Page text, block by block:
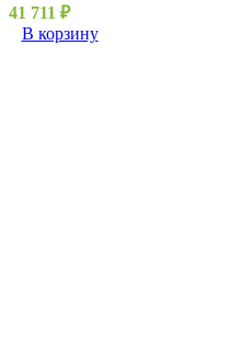
41 711 ₽
В корзину